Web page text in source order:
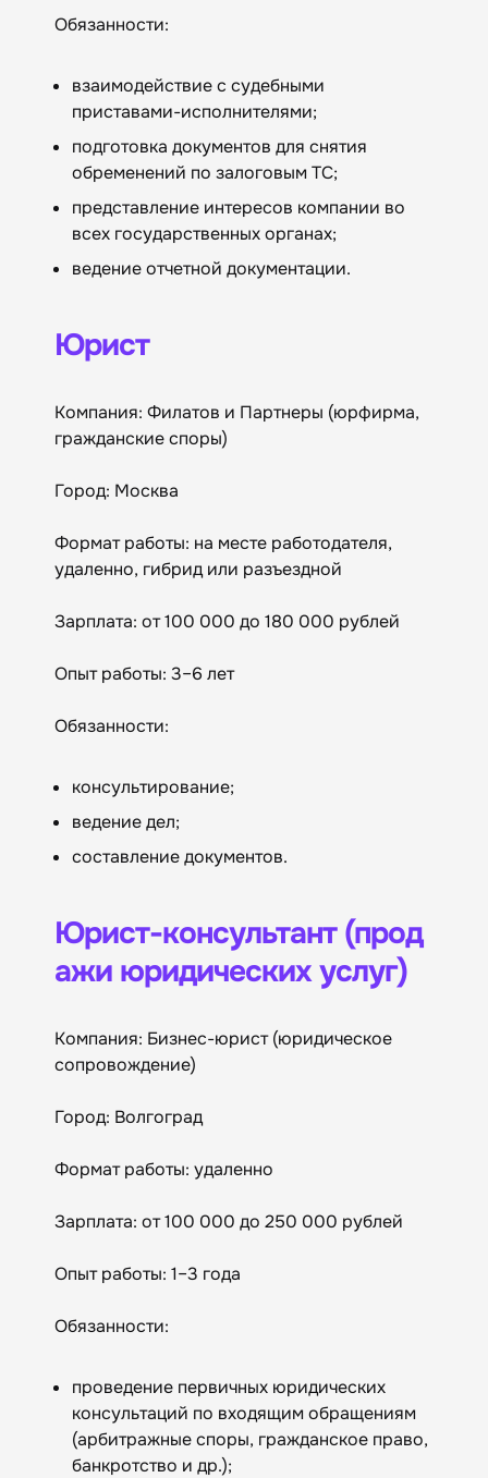
Обязанности:
взаимодействие с судебными
приставами-исполнителями;
подготовка документов для снятия
обременений по залоговым ТС;
представление интересов компании во
всех государственных органах;
ведение отчетной документации.
Юрист
Компания: Филатов и Партнеры (юрфирма,
гражданские споры)
Город: Москва
Формат работы: на месте работодателя,
удаленно, гибрид или разъездной
Зарплата: от 100 000 до 180 000 рублей
Опыт работы: 3–6 лет
Обязанности:
консультирование;
ведение дел;
составление документов.
Юрист-консультант (прод
ажи юридических услуг)
Компания: Бизнес-юрист (юридическое
сопровождение)
Город: Волгоград
Формат работы: удаленно
Зарплата: от 100 000 до 250 000 рублей
Опыт работы: 1–3 года
Обязанности:
проведение первичных юридических
консультаций по входящим обращениям
(арбитражные споры, гражданское право,
банкротство и др.);